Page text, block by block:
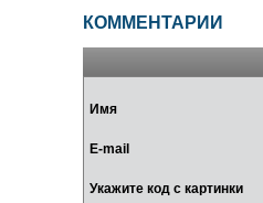
КОММЕНТАРИИ
Имя
E-mail
Укажите код с картинки